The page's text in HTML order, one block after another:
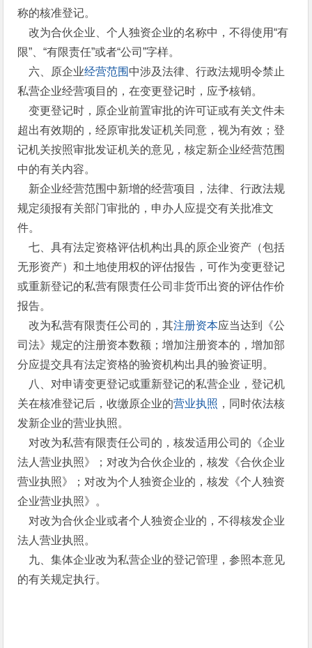
称的核准登记。
改为合伙企业、个人独资企业的名称中，不得使用“有
限”、“有限责任”或者“公司”字样。
六、原企业经营范围 中涉及法律、行政法规明令禁止
私营企业经营项目的，在变更登记时，应予核销。
变更登记时，原企业前置审批的许可证或有关文件未
超出有效期的，经原审批发证机关同意，视为有效；登
记机关按照审批发证机关的意见，核定新企业经营范围
中的有关内容。
新企业经营范围中新增的经营项目，法律、行政法规
规定须报有关部门审批的，申办人应提交有关批准文
件。
七、具有法定资格评估机构出具的原企业资产（包括
无形资产）和土地使用权的评估报告，可作为变更登记
或重新登记的私营有限责任公司非货币出资的评估作价
报告。
改为私营有限责任公司的，其注册资本应当达到《公
司法》规定的注册资本数额；增加注册资本的，增加部
分应提交具有法定资格的验资机构出具的验资证明。
八、对申请变更登记或重新登记的私营企业，登记机
关在核准登记后，收缴原企业的营业执照 ，同时依法核
发新企业的营业执照。
对改为私营有限责任公司的，核发适用公司的《企业
法人营业执照》；对改为合伙企业的，核发《合伙企业
营业执照》；对改为个人独资企业的，核发《个人独资
企业营业执照》。
对改为合伙企业或者个人独资企业的，不得核发企业
法人营业执照。
九、集体企业改为私营企业的登记管理，参照本意见
的有关规定执行。